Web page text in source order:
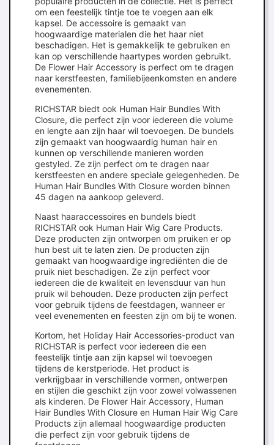
om een feestelijk tintje toe te voegen aan elk
kapsel. De accessoire is gemaakt van
hoogwaardige materialen die het haar niet
beschadigen. Het is gemakkelijk te gebruiken en
kan op verschillende haartypes worden gebruikt.
De Flower Hair Accessory is perfect om te dragen
naar kerstfeesten, familiebijeenkomsten en andere
evenementen.
RICHSTAR biedt ook Human Hair Bundles With
Closure, die perfect zijn voor iedereen die volume
en lengte aan zijn haar wil toevoegen. De bundels
zijn gemaakt van hoogwaardig human hair en
kunnen op verschillende manieren worden
gestyled. Ze zijn perfect om te dragen naar
kerstfeesten en andere speciale gelegenheden. De
Human Hair Bundles With Closure worden binnen
45 dagen na aankoop geleverd.
Naast haaraccessoires en bundels biedt
RICHSTAR ook Human Hair Wig Care Products.
Deze producten zijn ontworpen om pruiken er op
hun best uit te laten zien. De producten zijn
gemaakt van hoogwaardige ingrediënten die de
pruik niet beschadigen. Ze zijn perfect voor
iedereen die de kwaliteit en levensduur van hun
pruik wil behouden. Deze producten zijn perfect
voor gebruik tijdens de feestdagen, wanneer er
veel evenementen en feesten zijn om bij te wonen.
Kortom, het Holiday Hair Accessories-product van
RICHSTAR is perfect voor iedereen die een
feestelijk tintje aan zijn kapsel wil toevoegen
tijdens de kerstperiode. Het product is
verkrijgbaar in verschillende vormen, ontwerpen
en stijlen die geschikt zijn voor zowel volwassenen
als kinderen. De Flower Hair Accessory, Human
Hair Bundles With Closure en Human Hair Wig Care
Products zijn allemaal hoogwaardige producten
die perfect zijn voor gebruik tijdens de